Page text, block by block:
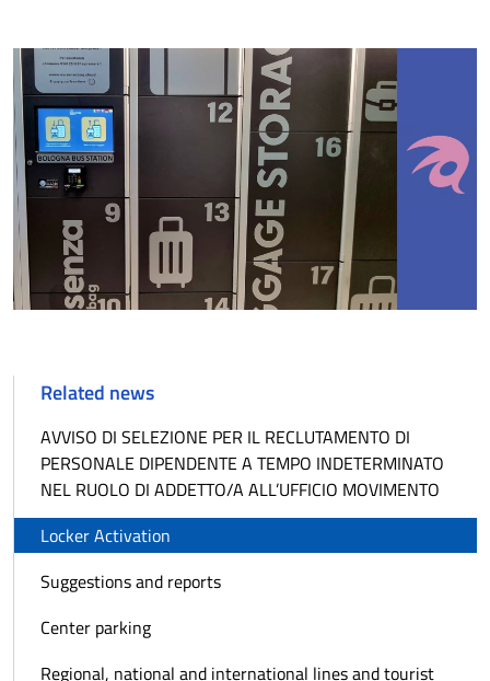
Related news
AVVISO DI SELEZIONE PER IL RECLUTAMENTO DI
PERSONALE DIPENDENTE A TEMPO INDETERMINATO
NEL RUOLO DI ADDETTO/A ALL’UFFICIO MOVIMENTO
Locker Activation
Suggestions and reports
Center parking
Regional, national and international lines and tourist